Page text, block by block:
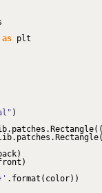
as plt
)
patches . Rectangle( (
patches . Rectangle(
)
)
. format ( color) )